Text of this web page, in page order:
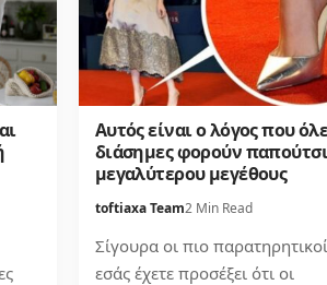
Αυτός είναι ο λόγος που
διάσημες φορούν
μεγαλύτερου μεγέθους
toftiaxa Team2 Min Read
Σίγουρα οι πιο
εσάς έχετε προσέξει ότι οι